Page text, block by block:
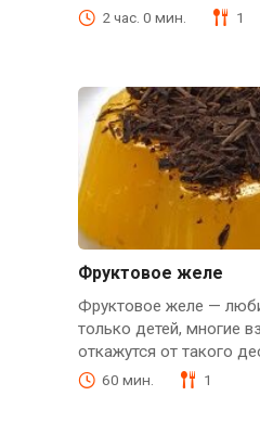
2 час. 0 мин. 1
Фруктовое желе
Фруктовое желе —
только детей, многие
откажутся от такого
60 мин. 1